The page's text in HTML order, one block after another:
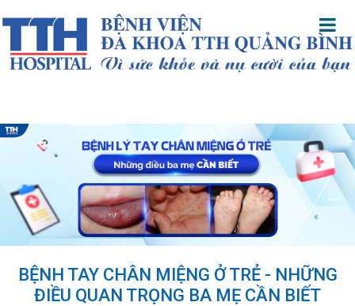
BỆNH TAY CHÂN MIỆNG Ở TRẺ - NHỮNG
ĐIỀU QUAN TRỌNG BA MẸ CẦN BIẾT